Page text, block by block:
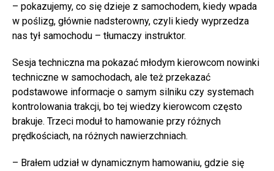
– pokazujemy, co się dzieje z samochodem, kiedy wpada
w poślizg, głównie nadsterowny, czyli kiedy wyprzedza
nas tył samochodu – tłumaczy instruktor.
Sesja techniczna ma pokazać młodym kierowcom nowinki
techniczne w samochodach, ale też przekazać
podstawowe informacje o samym silniku czy systemach
kontrolowania trakcji, bo tej wiedzy kierowcom często
brakuje. Trzeci moduł to hamowanie przy różnych
prędkościach, na różnych nawierzchniach.
– Brałem udział w dynamicznym hamowaniu, gdzie się